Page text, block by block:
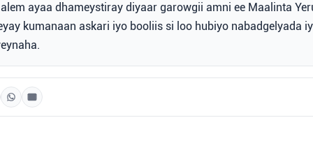
ayaa dhameystiray diyaar garowgii amni ee Maalinta
kumanaan askari iyo booliis si loo hubiyo nabadgelyada